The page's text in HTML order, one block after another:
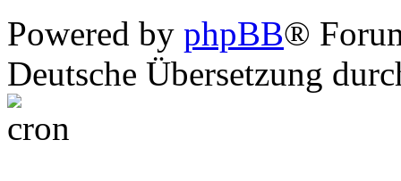
Powered by phpBB®
Deutsche Übersetzung